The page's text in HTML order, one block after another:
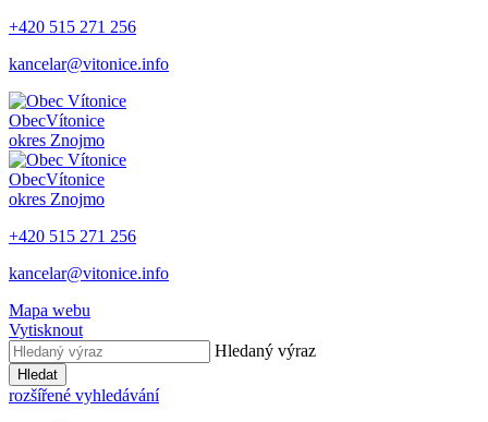
+420 515 271 256
kancelar@vitonice.info
ObecVítonice
okres Znojmo
ObecVítonice
okres Znojmo
+420 515 271 256
kancelar@vitonice.info
Mapa webu
Vytisknout
Hledaný výraz
Hledat
rozšířené vyhledávání